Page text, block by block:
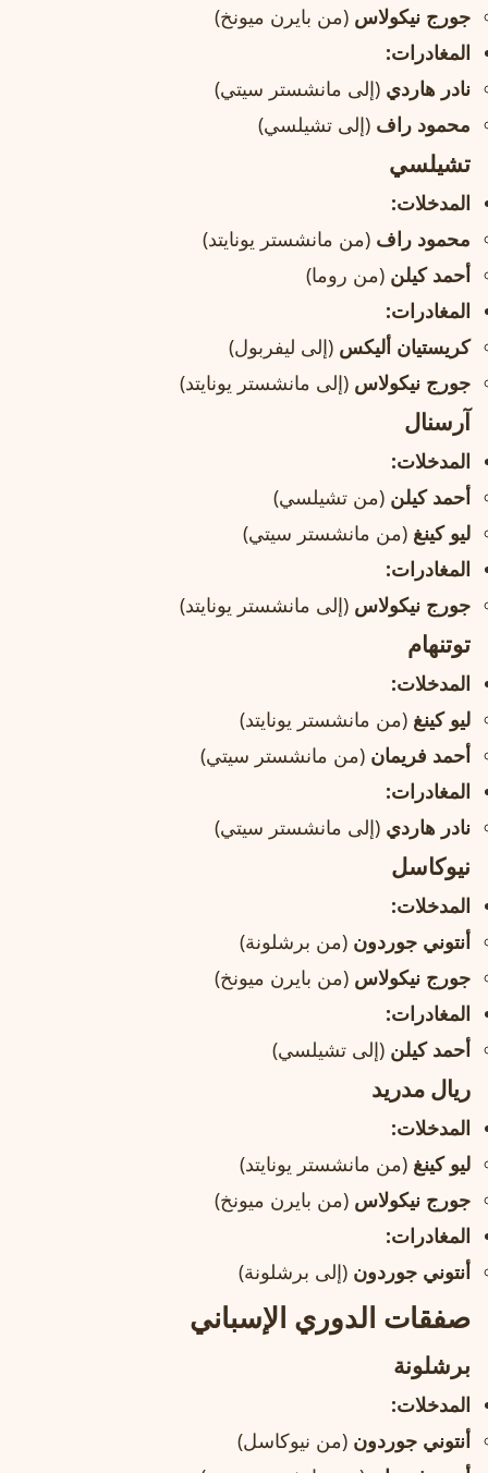
جورج نيكولاس (من بايرن ميونخ)
المغادرات:
نادر هاردي (إلى مانشستر سيتي)
محمود راف (إلى تشيلسي)
تشيلسي
المدخلات:
محمود راف (من مانشستر يونايتد)
أحمد كيلن (من روما)
المغادرات:
كريستيان أليكس (إلى ليفربول)
جورج نيكولاس (إلى مانشستر يونايتد)
آرسنال
المدخلات:
أحمد كيلن (من تشيلسي)
ليو كينغ (من مانشستر سيتي)
المغادرات:
جورج نيكولاس (إلى مانشستر يونايتد)
توتنهام
المدخلات:
ليو كينغ (من مانشستر يونايتد)
أحمد فريمان (من مانشستر سيتي)
المغادرات:
نادر هاردي (إلى مانشستر سيتي)
نيوكاسل
المدخلات:
أنتوني جوردون (من برشلونة)
جورج نيكولاس (من بايرن ميونخ)
المغادرات:
أحمد كيلن (إلى تشيلسي)
ريال مدريد
المدخلات:
ليو كينغ (من مانشستر يونايتد)
جورج نيكولاس (من بايرن ميونخ)
المغادرات:
أنتوني جوردون (إلى برشلونة)
صفقات الدوري الإسباني
برشلونة
المدخلات:
أنتوني جوردون (من نيوكاسل)